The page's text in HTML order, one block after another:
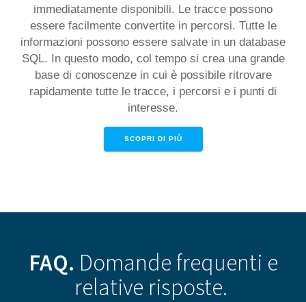
immediatamente disponibili. Le tracce possono
essere facilmente convertite in percorsi. Tutte le
informazioni possono essere salvate in un database
SQL. In questo modo, col tempo si crea una grande
base di conoscenze in cui è possibile ritrovare
rapidamente tutte le tracce, i percorsi e i punti di
interesse.
SCOPRI DI PIÙ
FAQ. Domande frequenti e
relative risposte.